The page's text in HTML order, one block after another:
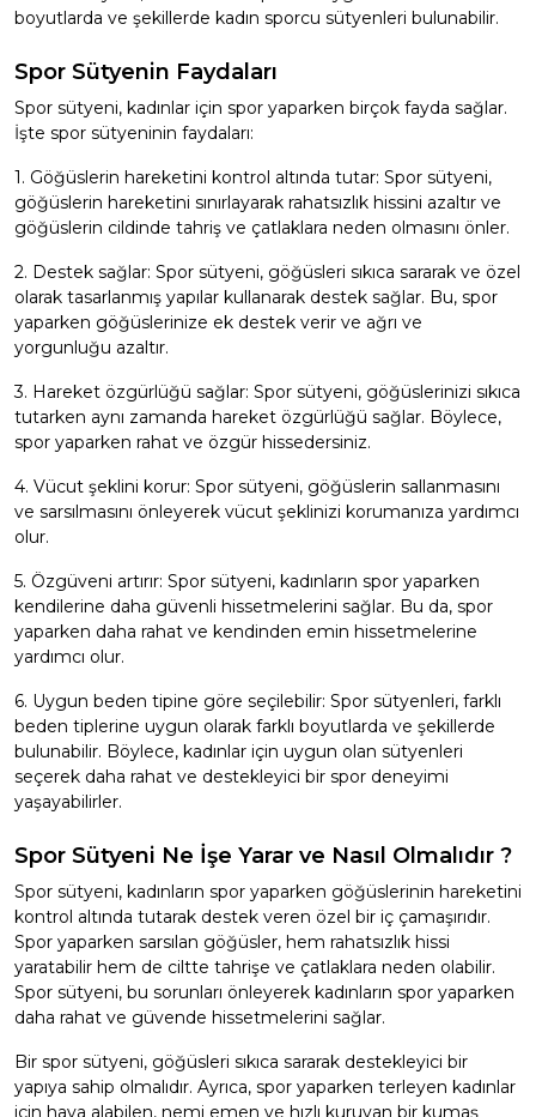
boyutlarda ve şekillerde kadın sporcu sütyenleri bulunabilir.
Spor Sütyenin Faydaları
Spor sütyeni, kadınlar için spor yaparken birçok fayda sağlar.
İşte spor sütyeninin faydaları:
1. Göğüslerin hareketini kontrol altında tutar: Spor sütyeni,
göğüslerin hareketini sınırlayarak rahatsızlık hissini azaltır ve
göğüslerin cildinde tahriş ve çatlaklara neden olmasını önler.
2. Destek sağlar: Spor sütyeni, göğüsleri sıkıca sararak ve özel
olarak tasarlanmış yapılar kullanarak destek sağlar. Bu, spor
yaparken göğüslerinize ek destek verir ve ağrı ve
yorgunluğu azaltır.
3. Hareket özgürlüğü sağlar: Spor sütyeni, göğüslerinizi sıkıca
tutarken aynı zamanda hareket özgürlüğü sağlar. Böylece,
spor yaparken rahat ve özgür hissedersiniz.
4. Vücut şeklini korur: Spor sütyeni, göğüslerin sallanmasını
ve sarsılmasını önleyerek vücut şeklinizi korumanıza yardımcı
olur.
5. Özgüveni artırır: Spor sütyeni, kadınların spor yaparken
kendilerine daha güvenli hissetmelerini sağlar. Bu da, spor
yaparken daha rahat ve kendinden emin hissetmelerine
yardımcı olur.
6. Uygun beden tipine göre seçilebilir: Spor sütyenleri, farklı
beden tiplerine uygun olarak farklı boyutlarda ve şekillerde
bulunabilir. Böylece, kadınlar için uygun olan sütyenleri
seçerek daha rahat ve destekleyici bir spor deneyimi
yaşayabilirler.
Spor Sütyeni Ne İşe Yarar ve Nasıl Olmalıdır ?
Spor sütyeni, kadınların spor yaparken göğüslerinin hareketini
kontrol altında tutarak destek veren özel bir iç çamaşırıdır.
Spor yaparken sarsılan göğüsler, hem rahatsızlık hissi
yaratabilir hem de ciltte tahrişe ve çatlaklara neden olabilir.
Spor sütyeni, bu sorunları önleyerek kadınların spor yaparken
daha rahat ve güvende hissetmelerini sağlar.
Bir spor sütyeni, göğüsleri sıkıca sararak destekleyici bir
yapıya sahip olmalıdır. Ayrıca, spor yaparken terleyen kadınlar
için hava alabilen, nemi emen ve hızlı kuruyan bir kumaş